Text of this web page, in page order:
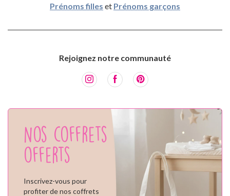
Prénoms filles et Prénoms garçons
Rejoignez notre communauté
Nos coffrets
offerts
Inscrivez-vous pour
profiter de nos coffrets